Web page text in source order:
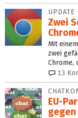
Zwei
Mit
zwei
Chrome,
13
EU-